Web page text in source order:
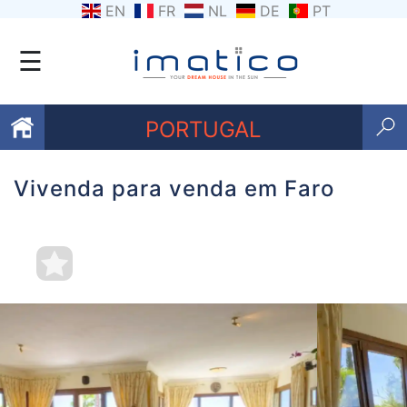
EN FR NL DE PT
☰
PORTUGAL
Favoritos
nós
Contacte-
Termos
e
Vivenda para venda em Faro